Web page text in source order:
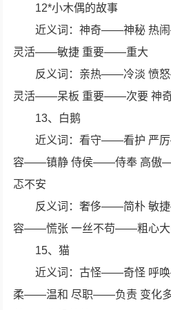
12*小木偶的故事
近义词：神奇——神秘 热
灵活——敏捷 重要——重大
反义词：亲热——冷淡 愤
灵活——呆板 重要——次要 神
13、白鹅
近义词：看守——看护 严
容——镇静 侍侯——侍奉 高傲
忑不安
反义词：奢侈——简朴 敏
容——慌张 一丝不苟——粗心
15、猫
近义词：古怪——奇怪 呼
柔——温和 尽职——负责 变化